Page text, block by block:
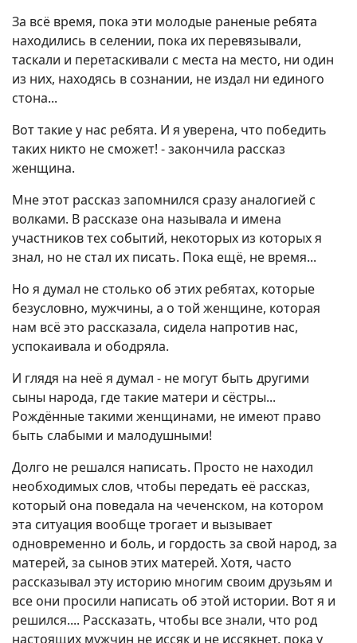
За всё время, пока эти молодые раненые ребята
находились в селении, пока их перевязывали,
таскали и перетаскивали с места на место, ни один
из них, находясь в сознании, не издал ни единого
стона...
Вот такие у нас ребята. И я уверена, что победить
таких никто не сможет! - закончила рассказ
женщина.
Мне этот рассказ запомнился сразу аналогией с
волками. В рассказе она называла и имена
участников тех событий, некоторых из которых я
знал, но не стал их писать. Пока ещё, не время...
Но я думал не столько об этих ребятах, которые
безусловно, мужчины, а о той женщине, которая
нам всё это рассказала, сидела напротив нас,
успокаивала и ободряла.
И глядя на неё я думал - не могут быть другими
сыны народа, где такие матери и сёстры...
Рождённые такими женщинами, не имеют право
быть слабыми и малодушными!
Долго не решался написать. Просто не находил
необходимых слов, чтобы передать её рассказ,
который она поведала на чеченском, на котором
эта ситуация вообще трогает и вызывает
одновременно и боль, и гордость за свой народ, за
матерей, за сынов этих матерей. Хотя, часто
рассказывал эту историю многим своим друзьям и
все они просили написать об этой истории. Вот я и
решился.... Рассказать, чтобы все знали, что род
настоящих мужчин не иссяк и не иссякнет, пока у